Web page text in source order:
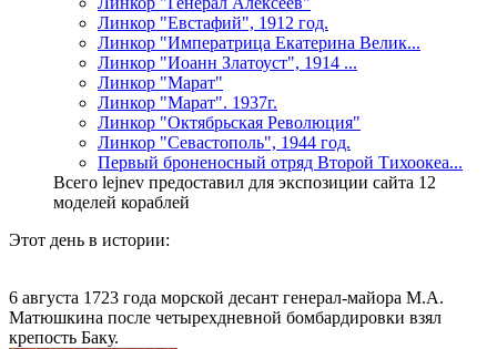
Линкор "Евстафий", 1912 год.
Линкор "Императрица Екатерина Велик...
Линкор "Иоанн Златоуст", 1914 ...
Линкор "Марат"
Линкор "Марат". 1937г.
Линкор "Октябрьская Революция"
Линкор "Севастополь", 1944 год.
Первый броненосный отряд Второй Тихоокеа...
Всего lejnev предоставил для экспозиции сайта 12
моделей кораблей
Этот день в истории:
6 августа 1723 года морской десант генерал-майора М.А.
Матюшкина после четырехдневной бомбардировки взял
крепость Баку.